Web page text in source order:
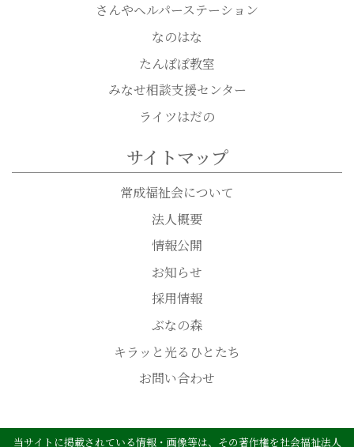
さんやヘルパーステーション
なのはな
たんぽぽ教室
みなせ相談支援センター
ライツはだの
サイトマップ
常成福祉会について
法人概要
情報公開
お知らせ
採用情報
ぶなの森
キラッと光るひとたち
お問い合わせ
当サイトに掲載されている情報・画像等は、その著作権を社会福祉法人